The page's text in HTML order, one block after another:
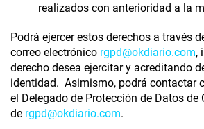
realizados con anterioridad a la
Podrá ejercer estos derechos a través
correo electrónico rgpd@okdiario.com,
derecho desea ejercitar y acreditando
identidad. Asimismo, podrá contactar
el Delegado de Protección de Datos de
de rgpd@okdiario.com.